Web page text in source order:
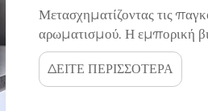
Μετασχηματίζοντας τις
αρωματισμού. Η εμπορική
επιχειρήσεις παγκοσμίως
κοινωνική υπευθυνότητα.
ΔΕΙΤΕ ΠΕΡΙΣΣΟΤΕΡΑ